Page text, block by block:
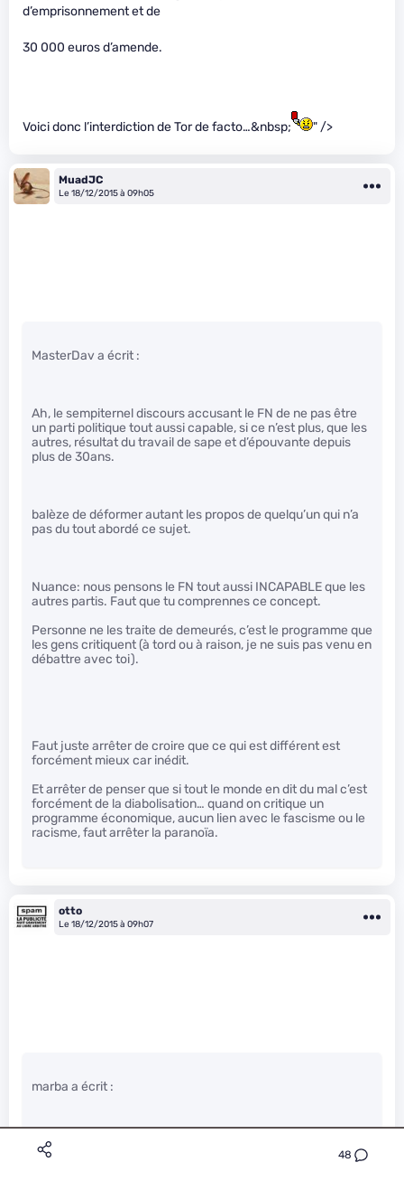
48
d’emprisonnement et de
30 000 euros d’amende.
Voici donc l’interdiction de Tor de facto…&nbsp; " />
MuadJC
Le 18/12/2015 à 09h05
MasterDav a écrit :
Ah, le sempiternel discours accusant le FN de ne pas être
un parti politique tout aussi capable, si ce n’est plus, que les
autres, résultat du travail de sape et d’épouvante depuis
plus de 30ans.
balèze de déformer autant les propos de quelqu’un qui n’a
pas du tout abordé ce sujet.
Nuance: nous pensons le FN tout aussi INCAPABLE que les
autres partis. Faut que tu comprennes ce concept.
Personne ne les traite de demeurés, c’est le programme que
les gens critiquent (à tord ou à raison, je ne suis pas venu en
débattre avec toi).
Faut juste arrêter de croire que ce qui est différent est
forcément mieux car inédit.
Et arrêter de penser que si tout le monde en dit du mal c’est
forcément de la diabolisation… quand on critique un
programme économique, aucun lien avec le fascisme ou le
racisme, faut arrêter la paranoïa.
otto
Le 18/12/2015 à 09h07
marba a écrit :
&nbsp;Quels enjeux réels ?